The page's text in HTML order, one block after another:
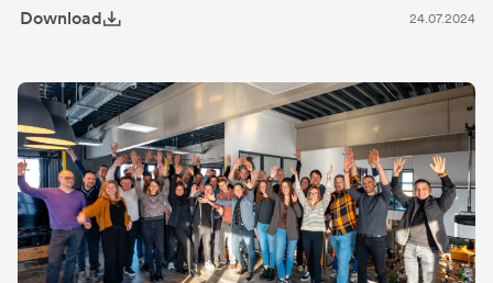
Neubau und insbesondere in der Sanierung von Gebäuden.
Download 24.07.2024